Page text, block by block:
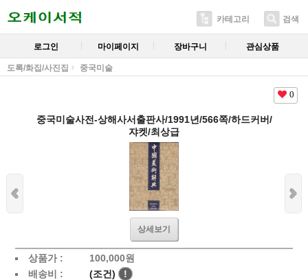
카테고리 검색
로그인 마이페이지 장바구니 관심상품
도록/화집/사진집 중국미술
0
중국미술사전-상해사서출판사/1991년/566쪽/하드커버/
쟈켓/최상급
상세보기
상품가 : 100,000원
배송비 :
(조건)
!